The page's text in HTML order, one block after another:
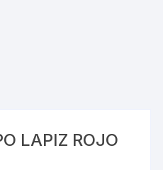
LAPIZ ROJO